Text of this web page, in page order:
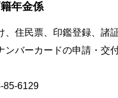
年金係
、住民票、印鑑登録、諸
ンバーカードの申請・交
85-6129